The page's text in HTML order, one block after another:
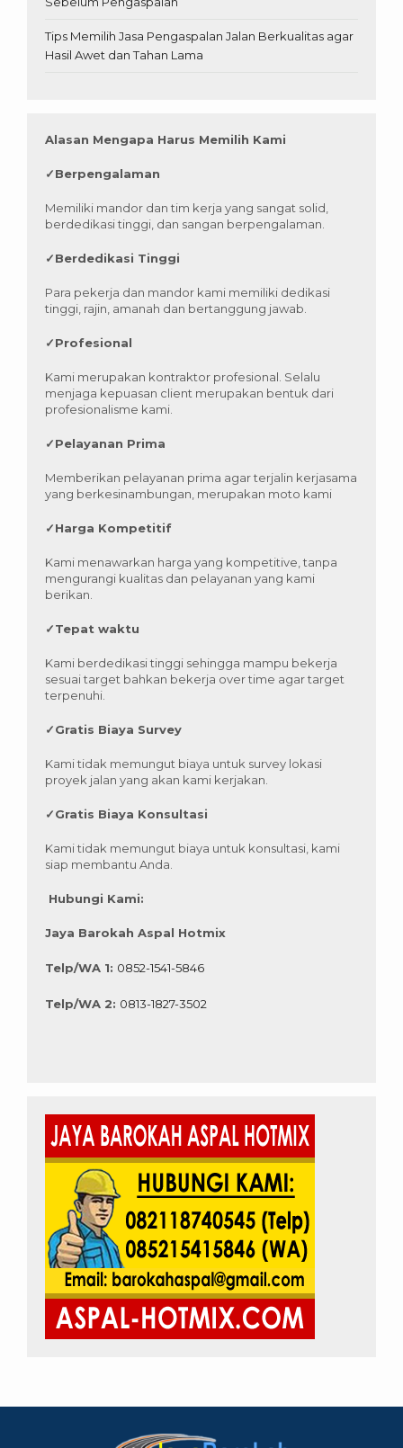
Tips Memilih Jasa Pengaspalan Jalan Berkualitas agar
Hasil Awet dan Tahan Lama
Alasan Mengapa Harus Memilih Kami
✓Berpengalaman
Memiliki mandor dan tim kerja yang sangat solid,
berdedikasi tinggi, dan sangan berpengalaman.
✓Berdedikasi Tinggi
Para pekerja dan mandor kami memiliki dedikasi
tinggi, rajin, amanah dan bertanggung jawab.
✓Profesional
Kami merupakan kontraktor profesional. Selalu
menjaga kepuasan client merupakan bentuk dari
profesionalisme kami.
✓Pelayanan Prima
Memberikan pelayanan prima agar terjalin kerjasama
yang berkesinambungan, merupakan moto kami
✓Harga Kompetitif
Kami menawarkan harga yang kompetitive, tanpa
mengurangi kualitas dan pelayanan yang kami
berikan.
✓Tepat waktu
Kami berdedikasi tinggi sehingga mampu bekerja
sesuai target bahkan bekerja over time agar target
terpenuhi.
✓Gratis Biaya Survey
Kami tidak memungut biaya untuk survey lokasi
proyek jalan yang akan kami kerjakan.
✓Gratis Biaya Konsultasi
Kami tidak memungut biaya untuk konsultasi, kami
siap membantu Anda.
Hubungi Kami:
Jaya Barokah Aspal Hotmix
Telp/WA 1: 0852-1541-5846
Telp/WA 2: 0813-1827-3502